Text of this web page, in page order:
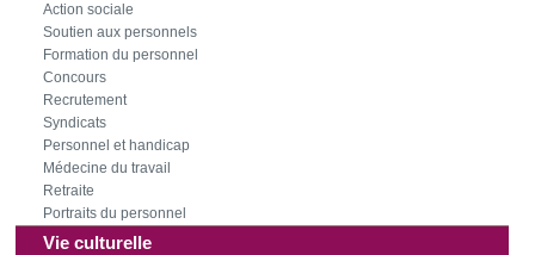
Action sociale
Soutien aux personnels
Formation du personnel
Concours
Recrutement
Syndicats
Personnel et handicap
Médecine du travail
Retraite
Portraits du personnel
Vie culturelle